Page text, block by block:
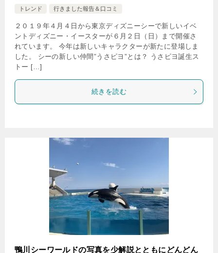
トレンド
行きました報告＆口コミ
２０１９年４月４日から東京ディズニーシーで新しいイベ
ントディズニー・イースターが６月２日（日）まで開催さ
れています。 今年は新しいキャラクターが新たに登場しま
した。 シーの新しい仲間”うさピヨ”とは？ うさピヨ誕生ス
トー […]
続きを読む
鴨川シーワールドの写真を少解説とともにどんどん